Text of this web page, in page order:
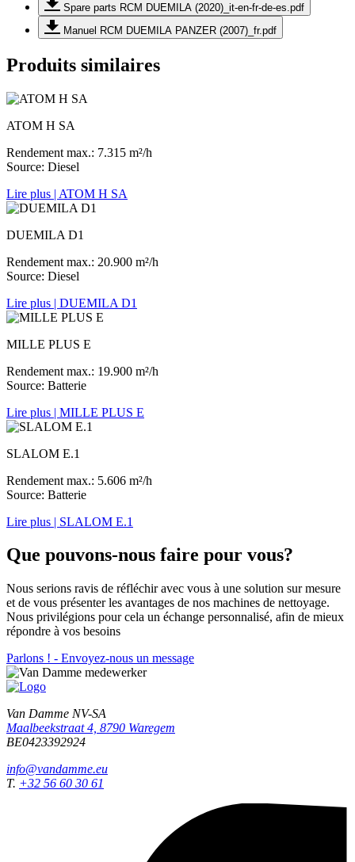
Spare parts RCM DUEMILA (2020)_it-en-fr-de-es.pdf
Manuel RCM DUEMILA PANZER (2007)_fr.pdf
Produits similaires
ATOM H SA
Rendement max.: 7.315 m²/h
Source: Diesel
Lire plus | ATOM H SA
DUEMILA D1
Rendement max.: 20.900 m²/h
Source: Diesel
Lire plus | DUEMILA D1
MILLE PLUS E
Rendement max.: 19.900 m²/h
Source: Batterie
Lire plus | MILLE PLUS E
SLALOM E.1
Rendement max.: 5.606 m²/h
Source: Batterie
Lire plus | SLALOM E.1
Que pouvons-nous faire pour vous?
Nous serions ravis de réfléchir avec vous à une solution sur mesure
et de vous présenter les avantages de nos machines de nettoyage.
Nous privilégions pour cela un échange personnalisé, afin de mieux
répondre à vos besoins
Parlons ! - Envoyez-nous un message
Van Damme NV-SA
Maalbeekstraat 4, 8790 Waregem
BE0423392924
info@vandamme.eu
T. +32 56 60 30 61